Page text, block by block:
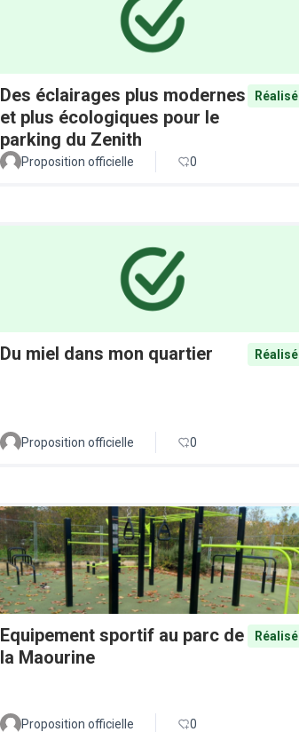
Des éclairages plus modernes
et plus écologiques pour le
parking du Zenith
Réalisé
Proposition officielle 0
Du miel dans mon quartier Réalisé
Proposition officielle 0
Equipement sportif au parc de
la Maourine
Réalisé
Proposition officielle 0